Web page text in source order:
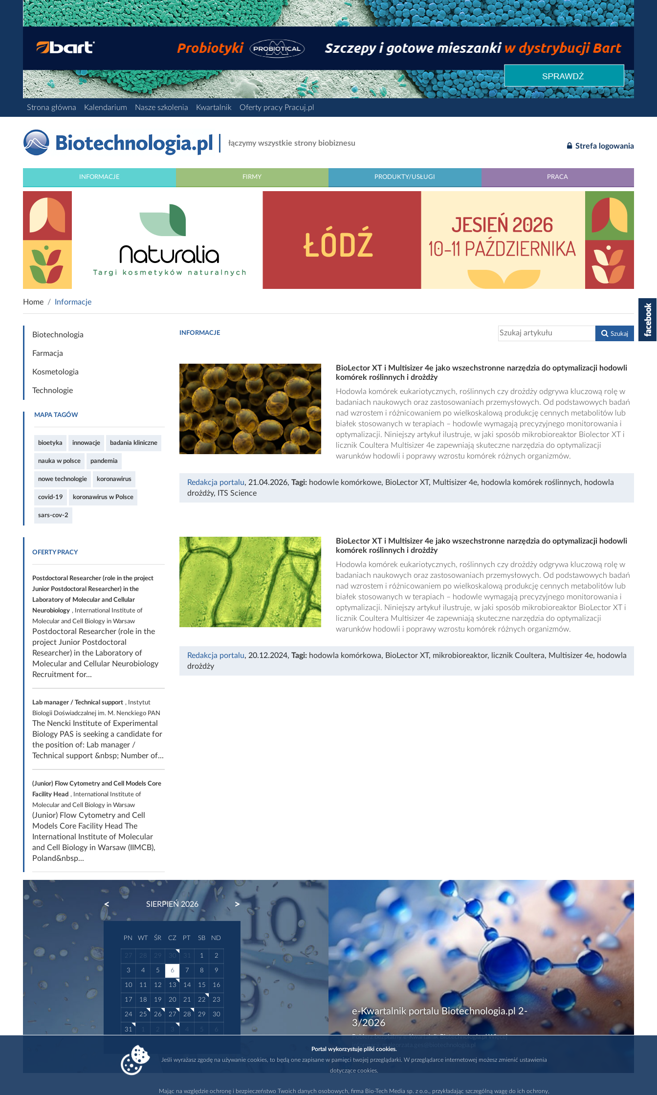
Strona główna Kalendarium Nasze szkolenia Kwartalnik Oferty pracy Pracuj.pl
łączymy wszystkie strony biobiznesu Strefa logowania
INFORMACJE FIRMY PRODUKTY/USŁUGI PRACA
Home Informacje
Biotechnologia
Farmacja
Kosmetologia
Technologie
MAPA TAGÓW
bioetyka innowacje badania kliniczne
nauka w polsce pandemia
nowe technologie koronawirus
covid-19 koronawirus w Polsce
sars-cov-2
OFERTY PRACY
Postdoctoral Researcher (role in the project
Junior Postdoctoral Researcher) in the
Laboratory of Molecular and Cellular
Neurobiology , International Institute of
Molecular and Cell Biology in Warsaw
Postdoctoral Researcher (role in the
project Junior Postdoctoral
Researcher) in the Laboratory of
Molecular and Cellular Neurobiology
Recruitment for...
Lab manager / Technical support , Instytut
Biologii Doświadczalnej im. M. Nenckiego PAN
The Nencki Institute of Experimental
Biology PAS is seeking a candidate for
the position of: Lab manager /
Technical support &nbsp; Number of...
(Junior) Flow Cytometry and Cell Models Core
Facility Head , International Institute of
Molecular and Cell Biology in Warsaw
(Junior) Flow Cytometry and Cell
Models Core Facility Head The
International Institute of Molecular
and Cell Biology in Warsaw (IIMCB),
Poland&nbsp...
INFORMACJE Szukaj
BioLector XT i Multisizer 4e jako wszechstronne narzędzia do optymalizacji hodowli
komórek roślinnych i drożdży
Hodowla komórek eukariotycznych, roślinnych czy drożdży odgrywa kluczową rolę w
badaniach naukowych oraz zastosowaniach przemysłowych. Od podstawowych badań
nad wzrostem i różnicowaniem po wielkoskalową produkcję cennych metabolitów lub
białek stosowanych w terapiach – hodowle wymagają precyzyjnego monitorowania i
optymalizacji. Niniejszy artykuł ilustruje, w jaki sposób mikrobioreaktor Biolector XT i
licznik Coultera Multisizer 4e zapewniają skuteczne narzędzia do optymalizacji
warunków hodowli i poprawy wzrostu komórek różnych organizmów.
Redakcja portalu, 21.04.2026, Tagi: hodowle komórkowe, BioLector XT, Multisizer 4e, hodowla komórek roślinnych, hodowla
drożdży, ITS Science
BioLector XT i Multisizer 4e jako wszechstronne narzędzia do optymalizacji hodowli
komórek roślinnych i drożdży
Hodowla komórek eukariotycznych, roślinnych czy drożdży odgrywa kluczową rolę w
badaniach naukowych oraz zastosowaniach przemysłowych. Od podstawowych badań
nad wzrostem i różnicowaniem po wielkoskalową produkcję cennych metabolitów lub
białek stosowanych w terapiach – hodowle wymagają precyzyjnego monitorowania i
optymalizacji. Niniejszy artykuł ilustruje, w jaki sposób mikrobioreaktor BioLector XT i
licznik Coultera Multisizer 4e zapewniają skuteczne narzędzia do optymalizacji
warunków hodowli i poprawy wzrostu komórek różnych organizmów.
Redakcja portalu, 20.12.2024, Tagi: hodowla komórkowa, BioLector XT, mikrobioreaktor, licznik Coultera, Multisizer 4e, hodowla
drożdży
SIERPIEŃ 2026
PREVIOUS NEXT
PN WT ŚR CZ PT SB ND
27 28 29 30 31 1 2
3 4 5 6 7 8 9
10 11 12 13 14 15 16
17 18 19 20 21 22 23
24 25 26 27 28 29 30
31 1 2 3 4 5 6
e-Kwartalnik portalu Biotechnologia.pl 2-
3/2026
Pobierz bezpłatny e-Kwartalnik Biotechnologia.pl Więcej
Portal wykorzystuje pliki cookies.
Jeśli wyrażasz zgodę na używanie cookies, to będą one zapisane w pamięci twojej przeglądarki. W przeglądarce internetowej możesz zmienić ustawienia
dotyczące cookies.
Mając na względzie ochronę i bezpieczeństwo Twoich danych osobowych, firma Bio-Tech Media sp. z o.o., przykładając szczególną wagę do ich ochrony,